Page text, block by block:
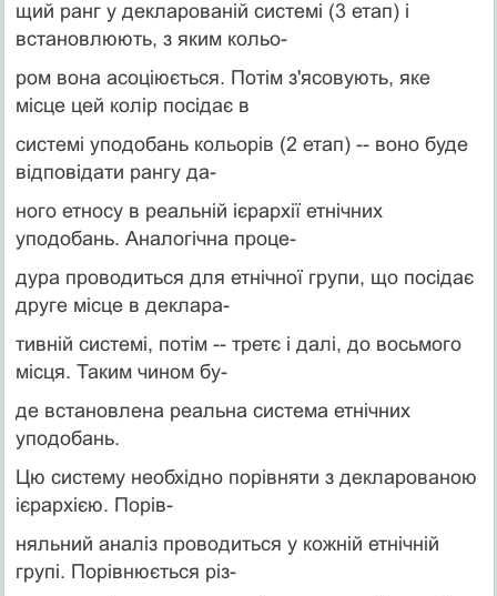
щий ранг у декларованій системі (3 етап) і
встановлюють, з яким кольо-
ром вона асоціюється. Потім з'ясовують, яке
місце цей колір посідає в
системі уподобань кольорів (2 етап) -- воно буде
відповідати рангу да-
ного етносу в реальній ієрархії етнічних
уподобань. Аналогічна проце-
дура проводиться для етнічної групи, що посідає
друге місце в деклара-
тивній системі, потім -- третє і далі, до восьмого
місця. Таким чином бу-
де встановлена реальна система етнічних
уподобань.
Цю систему необхідно порівняти з декларованою
ієрархією. Порів-
няльний аналіз проводиться у кожній етнічній
групі. Порівнюється різ-